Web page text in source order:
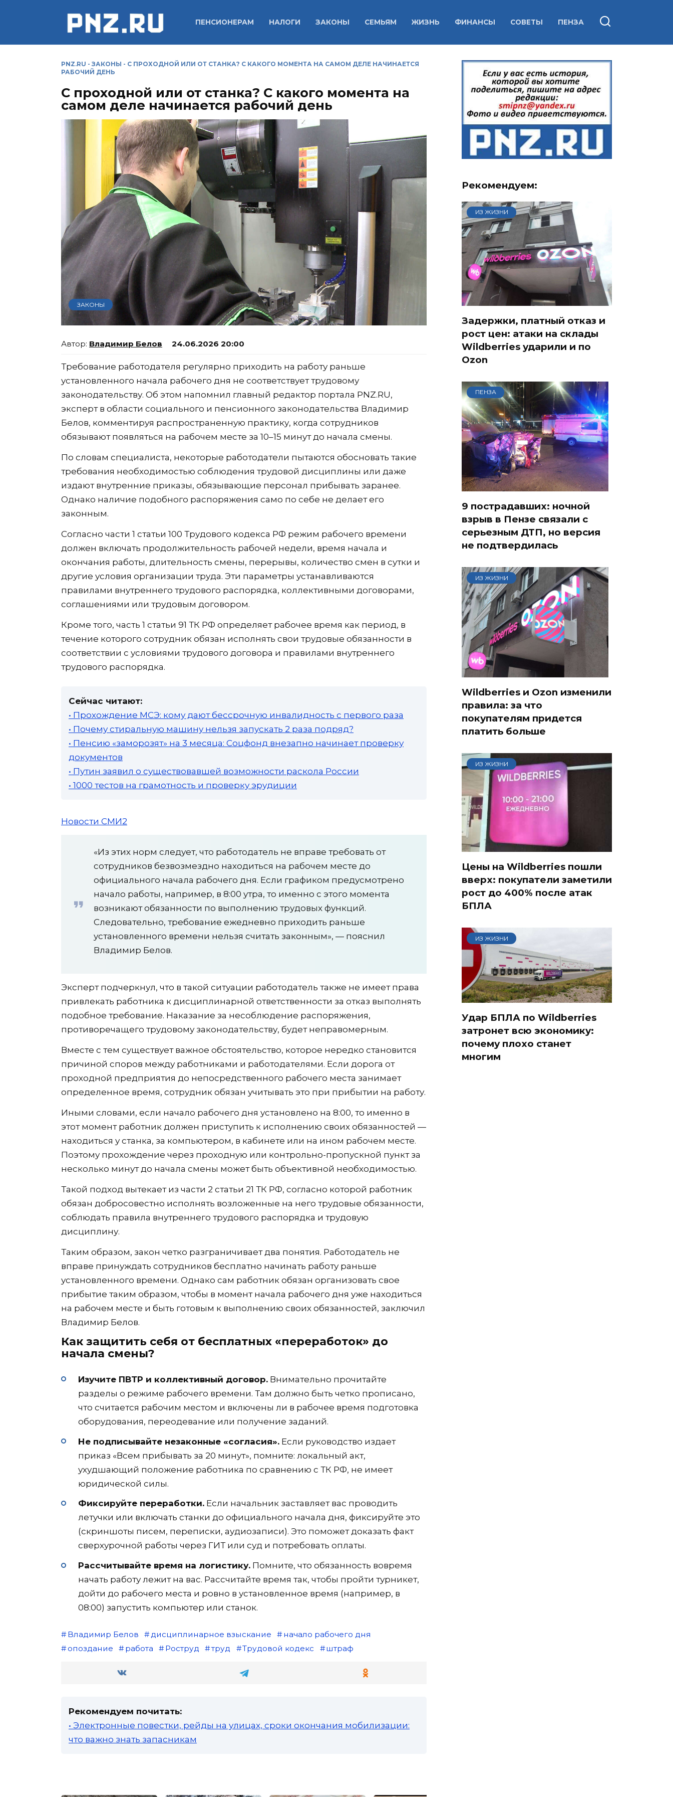
ПЕНСИОНЕРАМ НАЛОГИ ЗАКОНЫ СЕМЬЯМ ЖИЗНЬ ФИНАНСЫ СОВЕТЫ ПЕНЗА
PNZ.RU - ЗАКОНЫ - С ПРОХОДНОЙ ИЛИ ОТ СТАНКА? С КАКОГО МОМЕНТА НА САМОМ ДЕЛЕ НАЧИНАЕТСЯ
РАБОЧИЙ ДЕНЬ
С проходной или от станка? С какого момента на
самом деле начинается рабочий день
ЗАКОНЫ
Владимир Белов 24.06.2026 20:00
Требование работодателя регулярно приходить на работу раньше
установленного начала рабочего дня не соответствует трудовому
законодательству. Об этом напомнил главный редактор портала PNZ.RU,
эксперт в области социального и пенсионного законодательства Владимир
Белов, комментируя распространенную практику, когда сотрудников
обязывают появляться на рабочем месте за 10–15 минут до начала смены.
По словам специалиста, некоторые работодатели пытаются обосновать такие
требования необходимостью соблюдения трудовой дисциплины или даже
издают внутренние приказы, обязывающие персонал прибывать заранее.
Однако наличие подобного распоряжения само по себе не делает его
законным.
Согласно части 1 статьи 100 Трудового кодекса РФ режим рабочего времени
должен включать продолжительность рабочей недели, время начала и
окончания работы, длительность смены, перерывы, количество смен в сутки и
другие условия организации труда. Эти параметры устанавливаются
правилами внутреннего трудового распорядка, коллективными договорами,
соглашениями или трудовым договором.
Кроме того, часть 1 статьи 91 ТК РФ определяет рабочее время как период, в
течение которого сотрудник обязан исполнять свои трудовые обязанности в
соответствии с условиями трудового договора и правилами внутреннего
трудового распорядка.
Сейчас читают:
• Прохождение МСЭ: кому дают бессрочную инвалидность с первого раза
• Почему стиральную машину нельзя запускать 2 раза подряд?
• Пенсию «заморозят» на 3 месяца: Соцфонд внезапно начинает проверку
документов
• Путин заявил о существовавшей возможности раскола России
• 1000 тестов на грамотность и проверку эрудиции
Новости СМИ2
«Из этих норм следует, что работодатель не вправе требовать от
сотрудников безвозмездно находиться на рабочем месте до
официального начала рабочего дня. Если графиком предусмотрено
начало работы, например, в 8:00 утра, то именно с этого момента
возникают обязанности по выполнению трудовых функций.
Следовательно, требование ежедневно приходить раньше
установленного времени нельзя считать законным», — пояснил
Владимир Белов.
Эксперт подчеркнул, что в такой ситуации работодатель также не имеет права
привлекать работника к дисциплинарной ответственности за отказ выполнять
подобное требование. Наказание за несоблюдение распоряжения,
противоречащего трудовому законодательству, будет неправомерным.
Вместе с тем существует важное обстоятельство, которое нередко становится
причиной споров между работниками и работодателями. Если дорога от
проходной предприятия до непосредственного рабочего места занимает
определенное время, сотрудник обязан учитывать это при прибытии на работу.
Иными словами, если начало рабочего дня установлено на 8:00, то именно в
этот момент работник должен приступить к исполнению своих обязанностей —
находиться у станка, за компьютером, в кабинете или на ином рабочем месте.
Поэтому прохождение через проходную или контрольно-пропускной пункт за
несколько минут до начала смены может быть объективной необходимостью.
Такой подход вытекает из части 2 статьи 21 ТК РФ, согласно которой работник
обязан добросовестно исполнять возложенные на него трудовые обязанности,
соблюдать правила внутреннего трудового распорядка и трудовую
дисциплину.
Таким образом, закон четко разграничивает два понятия. Работодатель не
вправе принуждать сотрудников бесплатно начинать работу раньше
установленного времени. Однако сам работник обязан организовать свое
прибытие таким образом, чтобы в момент начала рабочего дня уже находиться
на рабочем месте и быть готовым к выполнению своих обязанностей, заключил
Владимир Белов.
Как защитить себя от бесплатных «переработок» до
начала смены?
Изучите ПВТР и коллективный договор. Внимательно прочитайте
разделы о режиме рабочего времени. Там должно быть четко прописано,
что считается рабочим местом и включены ли в рабочее время подготовка
оборудования, переодевание или получение заданий.
Не подписывайте незаконные «согласия». Если руководство издает
приказ «Всем прибывать за 20 минут», помните: локальный акт,
ухудшающий положение работника по сравнению с ТК РФ, не имеет
юридической силы.
Фиксируйте переработки. Если начальник заставляет вас проводить
летучки или включать станки до официального начала дня, фиксируйте это
(скриншоты писем, переписки, аудиозаписи). Это поможет доказать факт
сверхурочной работы через ГИТ или суд и потребовать оплаты.
Рассчитывайте время на логистику. Помните, что обязанность вовремя
начать работу лежит на вас. Рассчитайте время так, чтобы пройти турникет,
дойти до рабочего места и ровно в установленное время (например, в
08:00) запустить компьютер или станок.
Владимир Белов дисциплинарное взыскание
начало рабочего дня
опоздание
работа Роструд труд Трудовой кодекс штраф
Рекомендуем почитать:
• Электронные повестки, рейды на улицах, сроки окончания мобилизации:
что важно знать запасникам
Рекомендуем:
ИЗ ЖИЗНИ
Задержки, платный отказ и
рост цен: атаки на склады
Wildberries ударили и по
Ozon
ПЕНЗА
9 пострадавших: ночной
взрыв в Пензе связали с
серьезным ДТП, но версия
не подтвердилась
ИЗ ЖИЗНИ
Wildberries и Ozon изменили
правила: за что
покупателям придется
платить больше
ИЗ ЖИЗНИ
Цены на Wildberries пошли
вверх: покупатели заметили
рост до 400% после атак
БПЛА
ИЗ ЖИЗНИ
Удар БПЛА по Wildberries
затронет всю экономику:
почему плохо станет
многим